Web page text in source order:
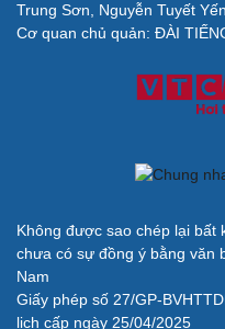
Trung Sơn, Nguyễn Tuyết Yến
Cơ quan chủ quản: ĐÀI
Không được sao chép lại bất
chưa có sự đồng ý bằng văn
Nam
Giấy phép số 27/GP-
lịch cấp ngày 25/04/2025